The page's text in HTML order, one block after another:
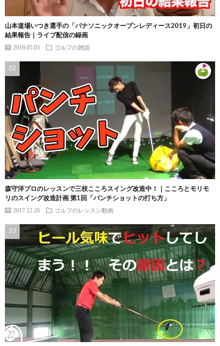
山本道場いつき選手の「パナソニックオープンレディース2019」初日の
結果報告｜ライブ配信の録画
2019.05.03 ゴルフの雑談
森守洋プロのレッスンで三枝こころスイング改造中！｜こころとモリモ
リのスイング改造計画 第1回「パンチショットの打ち方」
2017.12.20 ゴルフのレッスン動画